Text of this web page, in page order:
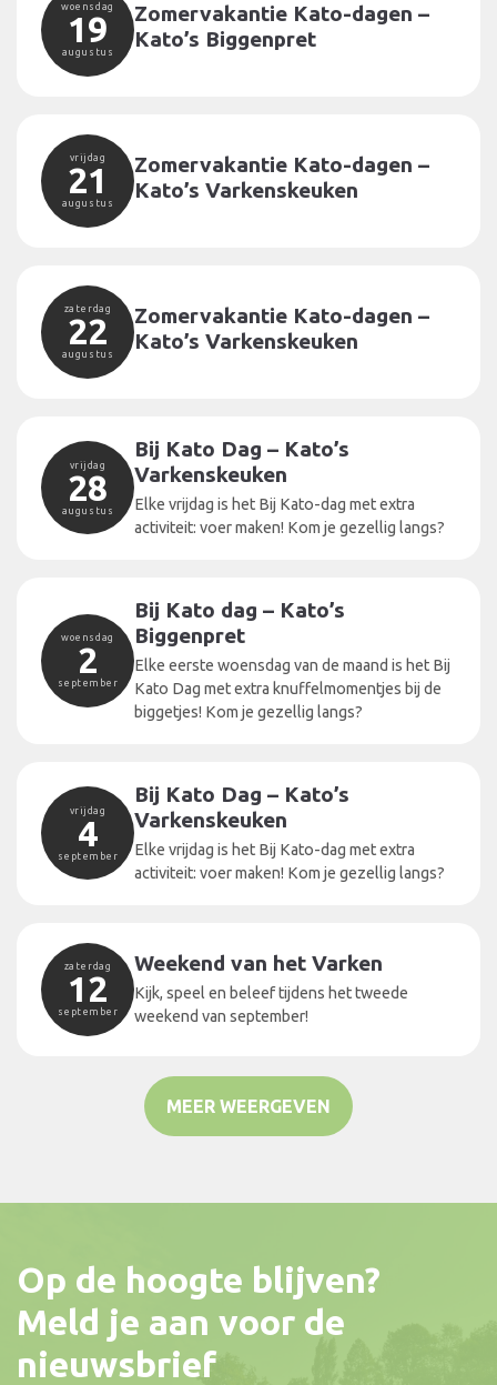
woensdag
19
augustus
Zomervakantie Kato-dagen –
Kato’s Biggenpret
vrijdag
21
augustus
Zomervakantie Kato-dagen –
Kato’s Varkenskeuken
zaterdag
22
augustus
Zomervakantie Kato-dagen –
Kato’s Varkenskeuken
vrijdag
28
augustus
Bij Kato Dag – Kato’s
Varkenskeuken
Elke vrijdag is het Bij Kato-dag met extra
activiteit: voer maken! Kom je gezellig langs?
woensdag
2
september
Bij Kato dag – Kato’s
Biggenpret
Elke eerste woensdag van de maand is het Bij
Kato Dag met extra knuffelmomentjes bij de
biggetjes! Kom je gezellig langs?
vrijdag
4
september
Bij Kato Dag – Kato’s
Varkenskeuken
Elke vrijdag is het Bij Kato-dag met extra
activiteit: voer maken! Kom je gezellig langs?
zaterdag
12
september
Weekend van het Varken
Kijk, speel en beleef tijdens het tweede
weekend van september!
MEER WEERGEVEN
Op de hoogte blijven?
Meld je aan voor de
nieuwsbrief